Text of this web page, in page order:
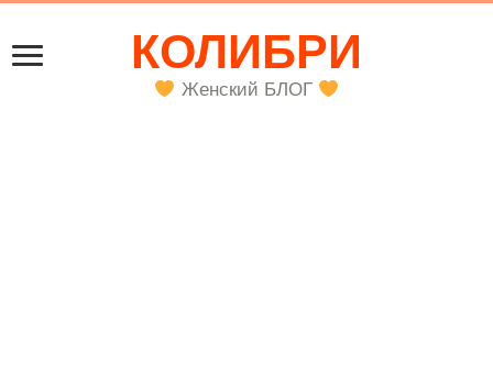
КОЛИБРИ
Женский БЛОГ